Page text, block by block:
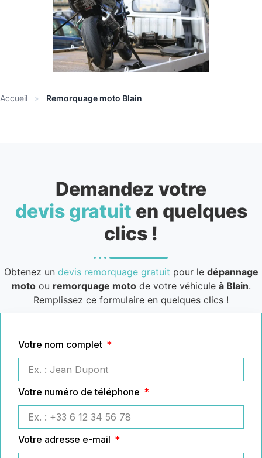
Accueil » Remorquage moto Blain
Demandez votre
devis gratuit en quelques
clics !
Obtenez un devis remorquage gratuit pour le dépannage
motoou remorquage motode votre véhicule à Blain.
Remplissez ce formulaire en quelques clics !
Votre nom complet
Votre numéro de téléphone
Votre adresse e-mail